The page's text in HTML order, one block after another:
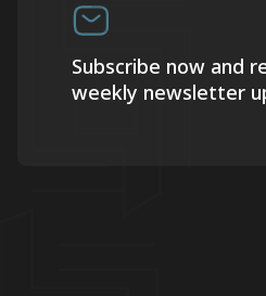
Subscribe now and
weekly newsletter